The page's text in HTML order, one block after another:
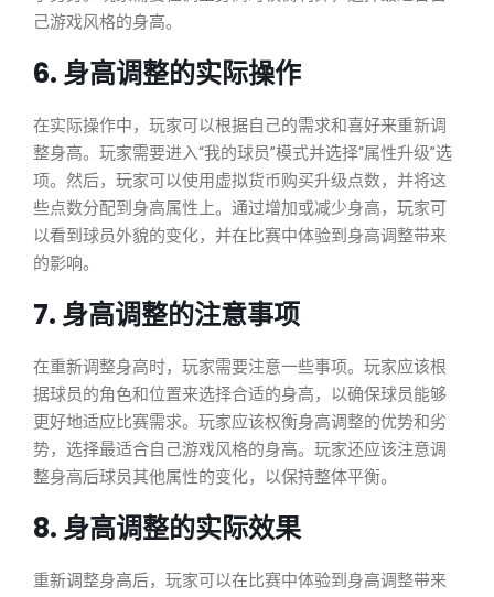
己游戏风格的身高。
6. 身高调整的实际操作
在实际操作中，玩家可以根据自己的需求和喜好来重新调
整身高。玩家需要进入“我的球员”模式并选择“属性升级”选
项。然后，玩家可以使用虚拟货币购买升级点数，并将这
些点数分配到身高属性上。通过增加或减少身高，玩家可
以看到球员外貌的变化，并在比赛中体验到身高调整带来
的影响。
7. 身高调整的注意事项
在重新调整身高时，玩家需要注意一些事项。玩家应该根
据球员的角色和位置来选择合适的身高，以确保球员能够
更好地适应比赛需求。玩家应该权衡身高调整的优势和劣
势，选择最适合自己游戏风格的身高。玩家还应该注意调
整身高后球员其他属性的变化，以保持整体平衡。
8. 身高调整的实际效果
重新调整身高后，玩家可以在比赛中体验到身高调整带来